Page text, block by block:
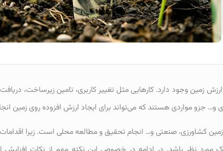
زمین وجود دارد. کارهایی مثل تغییر کاربری، تامین زیرساخت،
و… جزو مواردی هستند که می‌تواند برای ایجاد ارزش افزوده روی زمین
کشاورزی، صنعتی و… انجام تحقیق و مطالعه محلی است. زیرا